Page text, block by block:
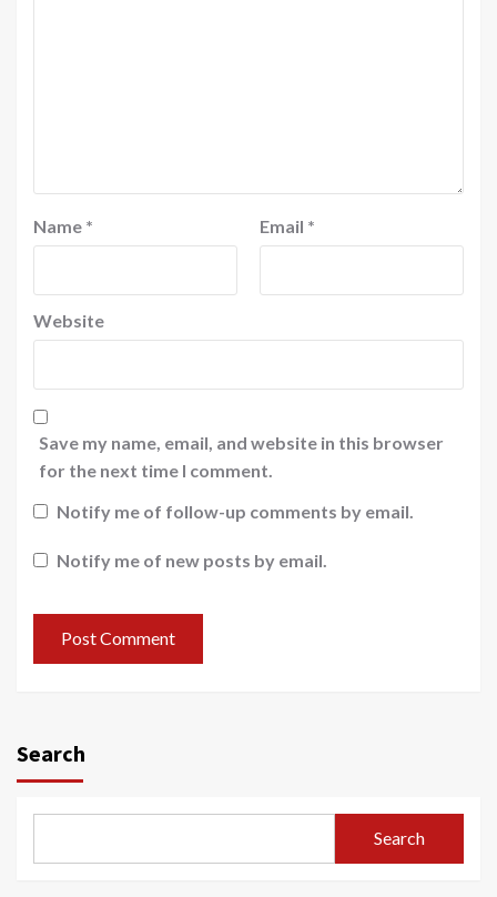
Name * Email *
Website
Save my name, email, and website in this browser
for the next time I comment.
Notify me of follow-up comments by email.
Notify me of new posts by email.
Search
Search